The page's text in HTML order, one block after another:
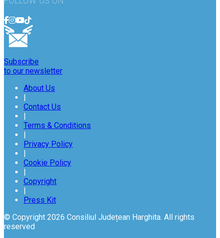
Subscribe
to our newsletter
About Us
|
Contact Us
|
Terms & Conditions
|
Privacy Policy
|
Cookie Policy
|
Copyright
|
Press Kit
© Copyright 2026 Consiliul Județean Harghita. All rights
reserved